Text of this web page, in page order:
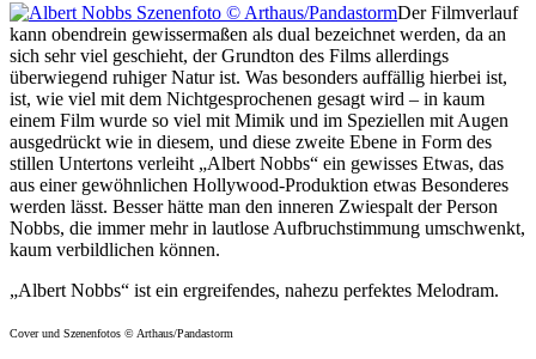
Der Filmverlauf
kann obendrein gewissermaßen als dual bezeichnet werden, da an
sich sehr viel geschieht, der Grundton des Films allerdings
überwiegend ruhiger Natur ist. Was besonders auffällig hierbei ist,
ist, wie viel mit dem Nichtgesprochenen gesagt wird – in kaum
einem Film wurde so viel mit Mimik und im Speziellen mit Augen
ausgedrückt wie in diesem, und diese zweite Ebene in Form des
stillen Untertons verleiht „Albert Nobbs“ ein gewisses Etwas, das
aus einer gewöhnlichen Hollywood-Produktion etwas Besonderes
werden lässt. Besser hätte man den inneren Zwiespalt der Person
Nobbs, die immer mehr in lautlose Aufbruchstimmung umschwenkt,
kaum verbildlichen können.
„Albert Nobbs“ ist ein ergreifendes, nahezu perfektes Melodram.
Cover und Szenenfotos © Arthaus/Pandastorm